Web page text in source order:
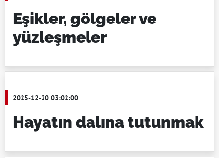
Eşikler, gölgeler ve
yüzleşmeler
2025-12-20 03:02:00
Hayatın dalına tutunmak